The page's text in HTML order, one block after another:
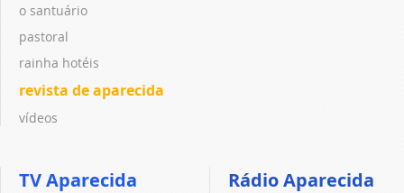
o santuário
pastoral
rainha hotéis
revista de aparecida
vídeos
TV Aparecida Rádio Aparecida